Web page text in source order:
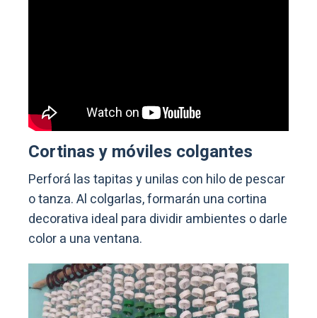
Cortinas y móviles colgantes
Perforá las tapitas y unilas con hilo de pescar
o tanza. Al colgarlas, formarán una cortina
decorativa ideal para dividir ambientes o darle
color a una ventana.